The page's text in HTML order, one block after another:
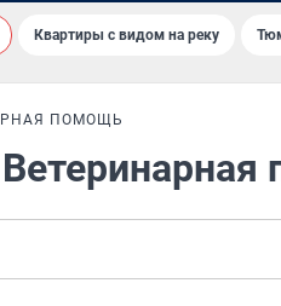
Квартиры с видом на реку
ПОМОЩЬ